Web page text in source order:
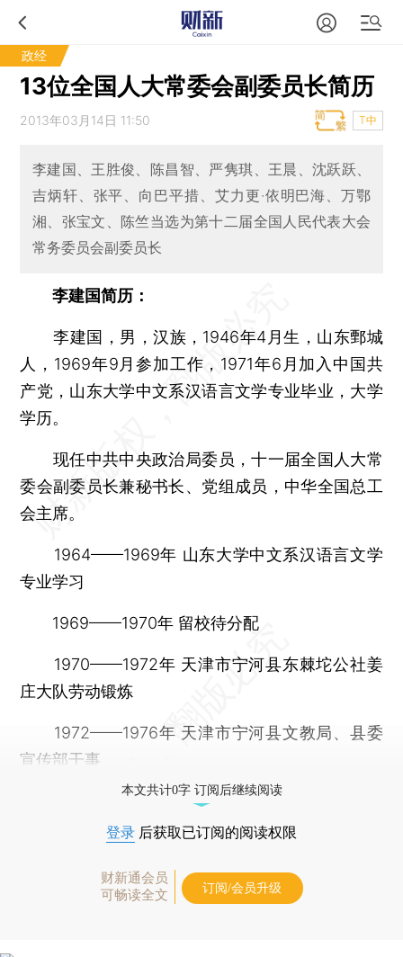
政经
13位全国人大常委会副委员长简历
2013年03月14日 11:50 T中
李建国、王胜俊、陈昌智、严隽琪、王晨、沈跃跃、
吉炳轩、张平、向巴平措、艾力更·依明巴海、万鄂
湘、张宝文、陈竺当选为第十二届全国人民代表大会
常务委员会副委员长
李建国简历：
李建国，男，汉族，1946年4月生，山东鄄城
人，1969年9月参加工作，1971年6月加入中国共
产党，山东大学中文系汉语言文学专业毕业，大学
学历。
现任中共中央政治局委员，十一届全国人大常
委会副委员长兼秘书长、党组成员，中华全国总工
会主席。
1964——1969年 山东大学中文系汉语言文学
专业学习
1969——1970年 留校待分配
1970——1972年 天津市宁河县东棘坨公社姜
庄大队劳动锻炼
1972——1976年 天津市宁河县文教局、县委
宣传部干事
本文共计0字 订阅后继续阅读
登录 后获取已订阅的阅读权限
财新通会员
可畅读全文
订阅/会员升级